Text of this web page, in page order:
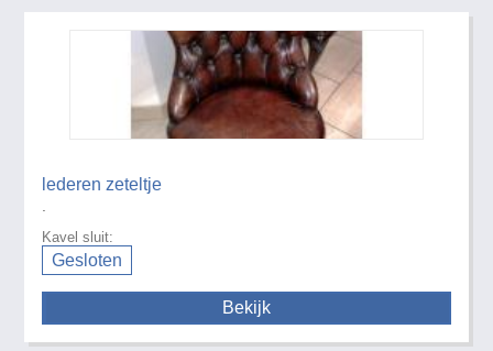
lederen zeteltje
Kavel sluit:
Gesloten
Bekijk